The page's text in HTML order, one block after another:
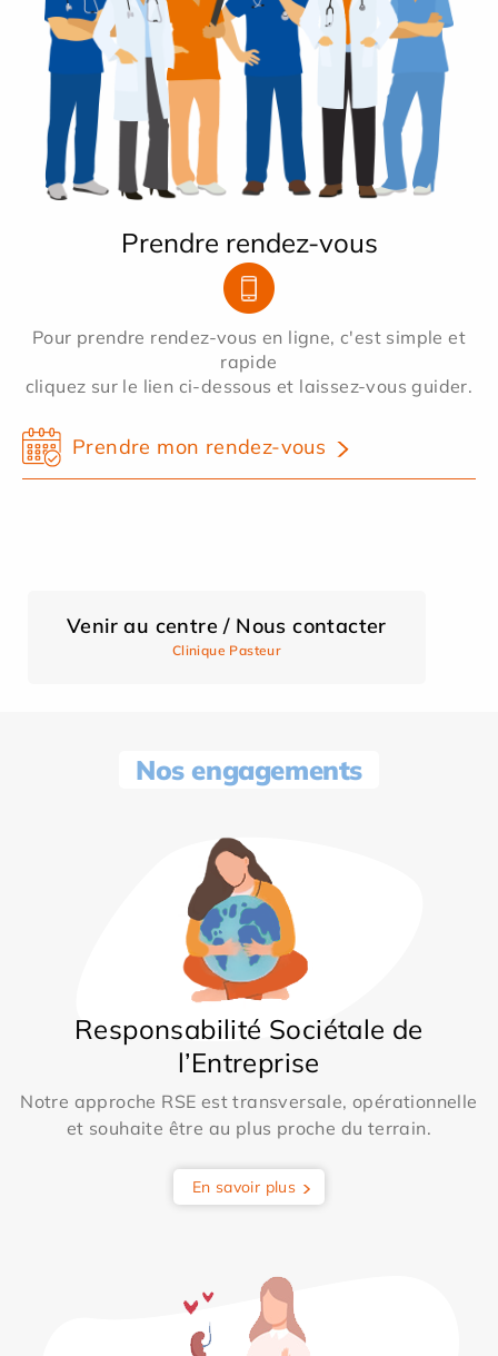
Prendre rendez-vous
Pour prendre rendez-vous en ligne, c'est simple et
rapide
cliquez sur le lien ci-dessous et laissez-vous guider.
Prendre mon rendez-vous
Venir au centre / Nous contacter
Clinique Pasteur
Nos engagements
Responsabilité Sociétale de
l’Entreprise
Notre approche RSE est transversale, opérationnelle
et souhaite être au plus proche du terrain.
En savoir plus